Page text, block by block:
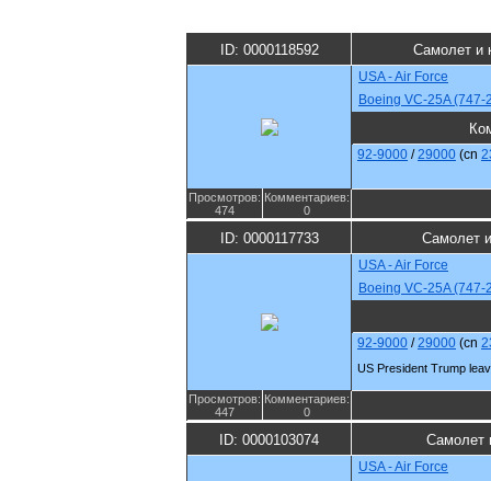
ID: 0000118592 Самолет и
USA - Air Force
Boeing VC-25A (747-
92-9000 /29000 (cn
Просмотров:
474
Комментариев:
0
ID: 0000117733 Самолет
USA - Air Force
Boeing VC-25A (747-
92-9000 /29000 (cn
US President Trump
Просмотров:
447
Комментариев:
0
ID: 0000103074 Самолет
USA - Air Force